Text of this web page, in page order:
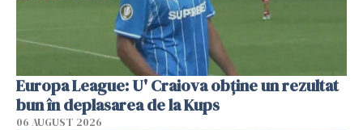
Europa League: U' Craiova obține un rezultat
bun în deplasarea de la Kups
06 AUGUST 2026